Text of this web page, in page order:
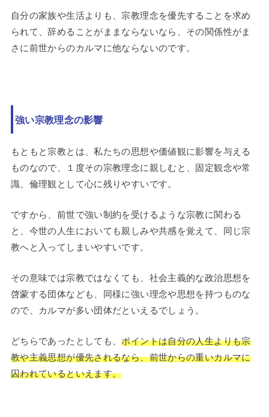
自分の家族や生活よりも、宗教理念を優先することを求め
られて、辞めることがままならないなら、その関係性がま
さに前世からのカルマに他ならないのです。
強い宗教理念の影響
もともと宗教とは、私たちの思想や価値観に影響を与える
ものなので、１度その宗教理念に親しむと、固定観念や常
識、倫理観として心に残りやすいです。
ですから、前世で強い制約を受けるような宗教に関わる
と、今世の人生においても親しみや共感を覚えて、同じ宗
教へと入ってしまいやすいです。
その意味では宗教ではなくても、社会主義的な政治思想を
啓蒙する団体なども、同様に強い理念や思想を持つものな
ので、カルマが多い団体だといえるでしょう。
どちらであったとしても、ポイントは自分の人生よりも宗
教や主義思想が優先されるなら、前世からの重いカルマに
囚われているといえます。